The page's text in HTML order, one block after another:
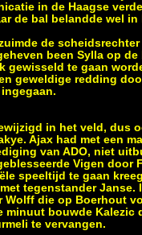
in de Haagse
de bal belandde wel
de
been Sylla op
gewisseld te gaan
geweldige redding
in het veld, dus
Ajax had met een
van ADO, niet
Vigen door
speeltijd te gaan
tegenstander
die op Boerhout
minuut bouwde
te vervangen.